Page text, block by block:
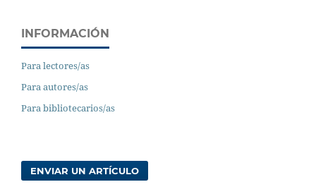
INFORMACIÓN
Para lectores/as
Para autores/as
Para bibliotecarios/as
ENVIAR UN ARTÍCULO